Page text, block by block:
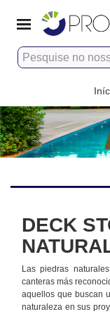
DECK
Las piedras naturales
canteras más
aquellos que buscan
naturaleza en sus